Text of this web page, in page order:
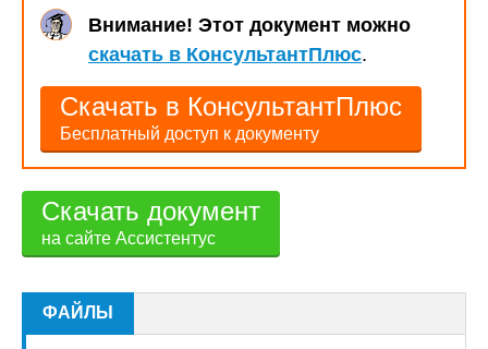
Внимание! Этот документ можно
скачать в КонсультантПлюс.
Скачать в КонсультантПлюс
Бесплатный доступ к документу
Скачать документ
на сайте Ассистентус
ФАЙЛЫ